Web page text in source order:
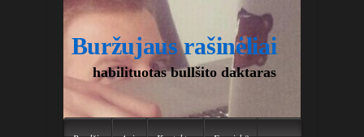
Buržujaus rašinėliai
habilituotas bullšito daktaras